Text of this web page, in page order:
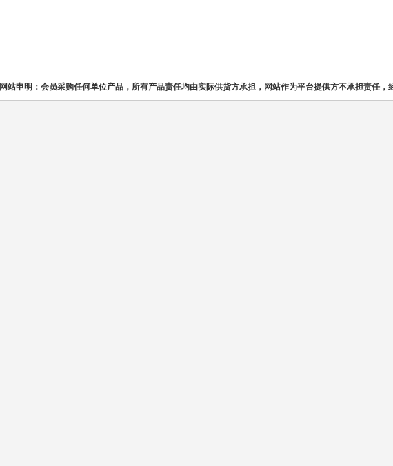
网站申明：会员采购任何单位产品，所有产品责任均由实际供货方承担，网站作为平台提供方不承担责任，